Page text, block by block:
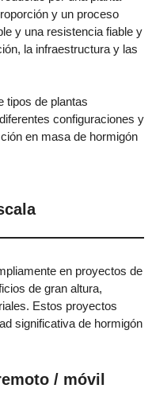
y un proceso
y una resistencia fiable y
la infraestructura y las
tipos de plantas
configuraciones y
en masa de hormigón
en proyectos de
de gran altura,
Estos proyectos
significativa de hormigón
/ móvil